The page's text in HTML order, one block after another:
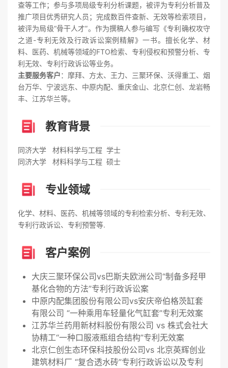
查等工作；参与多项局级专利分析课题，被评为专利分析普及
推广项目优秀研究人员；完成数百件查新、无效等检索项目，
被评为局级“骨干人才”。作为撰稿人参与编写《专利确权攻守
之道-专利无效及行政诉讼案例精解》一书。擅长化学、材
料、医药、机械等领域的FTO检索、专利侵权和预警分析、专
利无效、专利行政诉讼等业务。
主要服务客户：摩拜、方太、王力、三聚环保、沃得重工、烟
台万华、宁波远东、中原内配、重庆金山、北京仁创、龙岩畅
丰、江苏华兰等。
教育背景
同济大学 材料科学与工程 学士
同济大学 材料科学与工程 硕士
专业领域
化学、材料、医药、机械等领域的专利检索分析、专利无效、
专利行政诉讼、专利预警等.
客户案例
大庆三聚环保公司vs巴斯夫欧洲公司“制备多羟甲
基化合物的方法”专利行政诉讼案
中原内配集团股份有限公司vs安庆帝伯格茨缸套
有限公司 “一种乘用车轻量化气缸套”专利无效案
江苏华兰药用新材料股份有限公司 vs 株式会社大
协精工“一种口服液瓶组合结构”专利无效案
北京仁创生态环保科技股份公司vs 北京英辉创业
建筑材料厂 “复合透水砖”专利行政诉讼以及专利